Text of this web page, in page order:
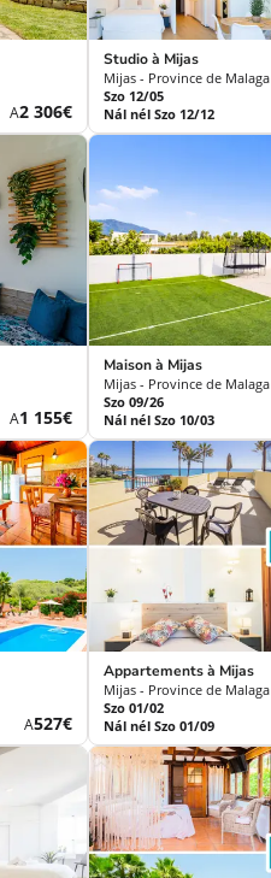
AÚj
ár
2 306€
Studio à Mijas
Mijas - Province de Malaga
Szo 12/05
Nál nél Szo 12/12
AÚj
ár
1 155€
Maison à Mijas
Mijas - Province de Malaga
Szo 09/26
Nál nél Szo 10/03
AÚj
ár
527€
Appartements à Mijas
Mijas - Province de Malaga
Szo 01/02
Nál nél Szo 01/09